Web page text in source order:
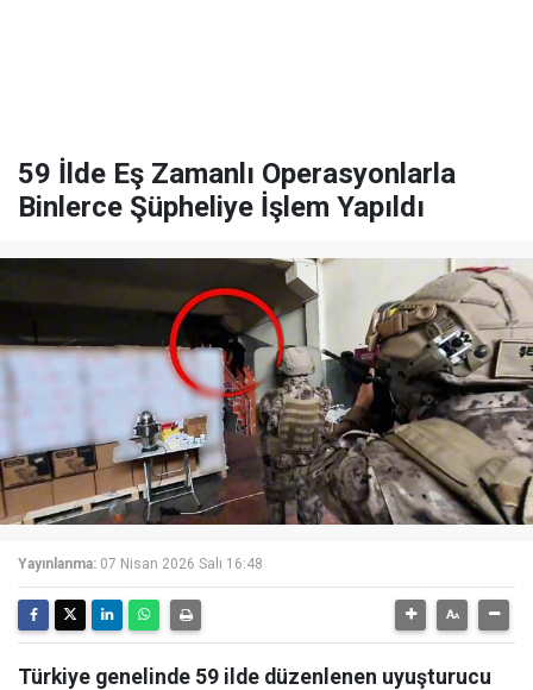
59 İlde Eş Zamanlı Operasyonlarla
Binlerce Şüpheliye İşlem Yapıldı
Yayınlanma: 07 Nisan 2026 Salı 16:48
Türkiye genelinde 59 ilde düzenlenen uyuşturucu